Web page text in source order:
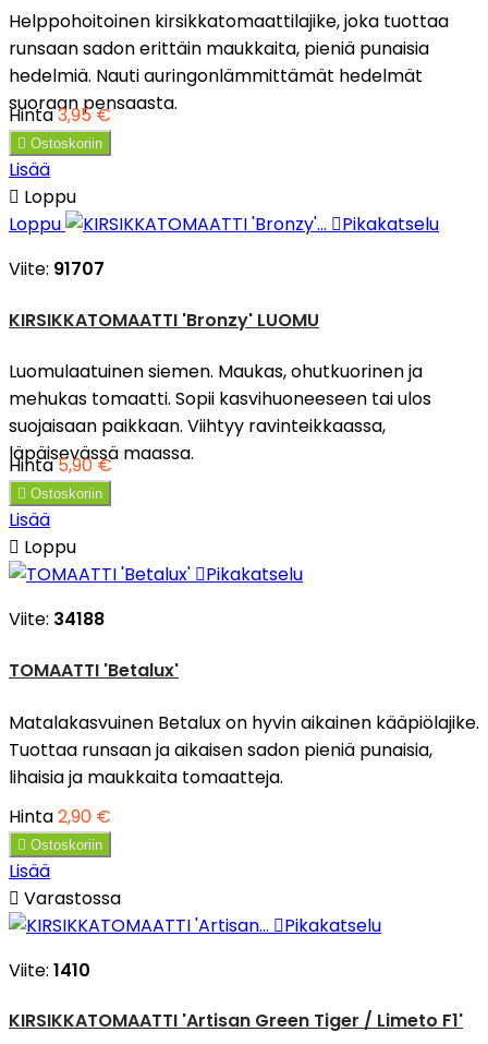
Helppohoitoinen kirsikkatomaattilajike, joka tuottaa
runsaan sadon erittäin maukkaita, pieniä punaisia
hedelmiä. Nauti auringonlämmittämät hedelmät
suoraan pensaasta.
Hinta3,95 €
 Ostoskoriin
Lisää
 Loppu
Loppu
Pikakatselu
Viite: 91707
KIRSIKKATOMAATTI 'Bronzy' LUOMU
Luomulaatuinen siemen. Maukas, ohutkuorinen ja
mehukas tomaatti. Sopii kasvihuoneeseen tai ulos
suojaisaan paikkaan. Viihtyy ravinteikkaassa,
läpäisevässä maassa.
Hinta5,90 €
 Ostoskoriin
Lisää
 Loppu
Pikakatselu
Viite: 34188
TOMAATTI 'Betalux'
Matalakasvuinen Betalux on hyvin aikainen kääpiölajike.
Tuottaa runsaan ja aikaisen sadon pieniä punaisia,
lihaisia ja maukkaita tomaatteja.
Hinta2,90 €
 Ostoskoriin
Lisää
 Varastossa
Pikakatselu
Viite: 1410
KIRSIKKATOMAATTI 'Artisan Green Tiger / Limeto F1'